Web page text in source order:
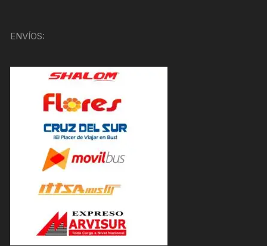
ENVÍOS: